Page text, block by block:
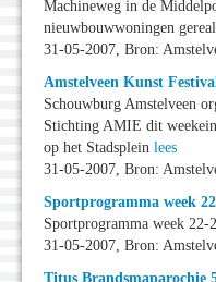
Machineweg in de
nieuwbouwwoningen
31-05-2007, Bron:
Amstelveen Kunst
Schouwburg Amstelveen
Stichting AMIE dit
op het Stadsplein lees
31-05-2007, Bron:
Sportprogramma week
Sportprogramma week 22-
31-05-2007, Bron:
Titus Brandsmaparochie